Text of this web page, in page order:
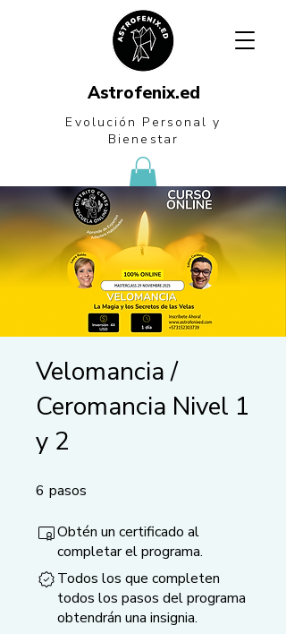
Astrofenix.ed
Evolución Personaly
Bienestar
Velomancia /
Ceromancia Nivel 1
y 2
6 pasos
Obtén un certificado al
completar el programa.
Todos los que completen
todos los pasos del programa
obtendrán una insignia.